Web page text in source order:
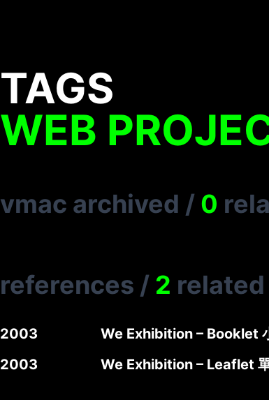
TAGS
WEB
vmac archived / 0
references / 2 related
2003
We Exhibition – Booklet
2003
We Exhibition – Leaflet